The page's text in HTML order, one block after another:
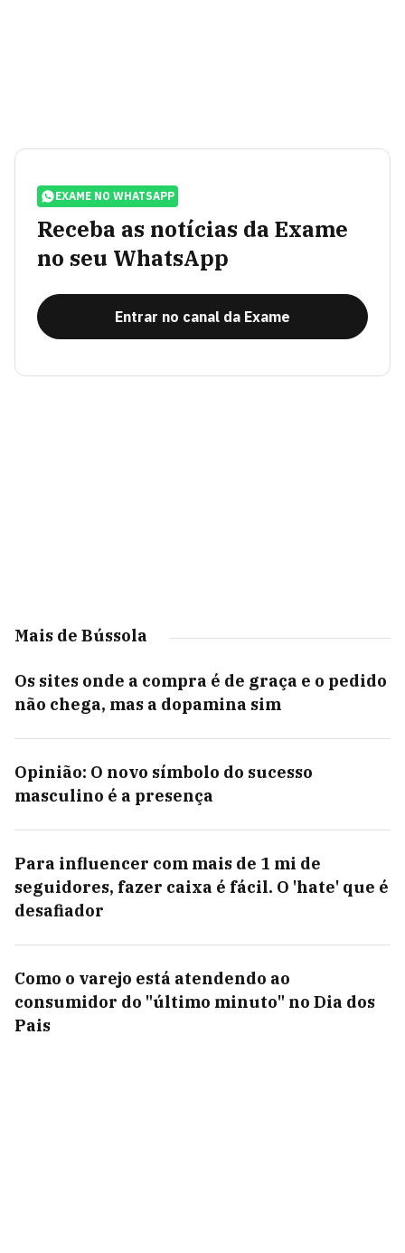
EXAME NO WHATSAPP
Receba as notícias da Exame
no seu WhatsApp
Entrar no canal da Exame
Mais de Bússola
Os sites onde a compra é de graça e o pedido
não chega, mas a dopamina sim
Opinião: O novo símbolo do sucesso
masculino é a presença
Para influencer com mais de 1 mi de
seguidores, fazer caixa é fácil. O 'hate' que é
desafiador
Como o varejo está atendendo ao
consumidor do "último minuto" no Dia dos
Pais